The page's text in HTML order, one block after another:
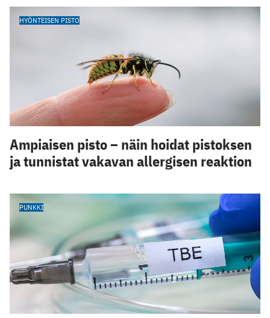
HYÖNTEISEN PISTO
Ampiaisen pisto – näin hoidat pistoksen
ja tunnistat vakavan allergisen reaktion
PUNKKI